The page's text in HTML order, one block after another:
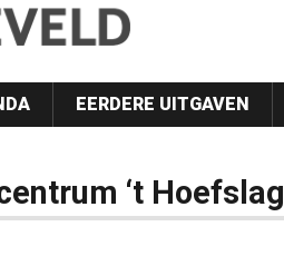
EERDERE UITGAVEN
‘t Hoefslag